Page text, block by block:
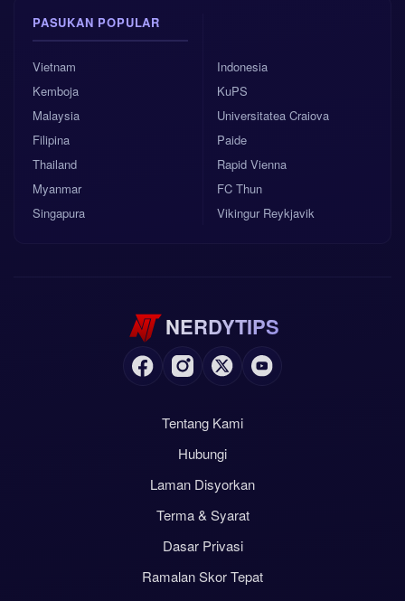
PASUKAN POPULAR
Vietnam
Kemboja
Malaysia
Filipina
Thailand
Myanmar
Singapura
Indonesia
KuPS
Universitatea Craiova
Paide
Rapid Vienna
FC Thun
Vikingur Reykjavik
NERDYTIPS
Tentang Kami
Hubungi
Laman Disyorkan
Terma & Syarat
Dasar Privasi
Ramalan Skor Tepat